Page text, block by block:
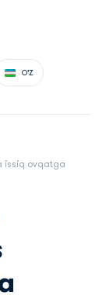
O'Z
issiq ovqatga